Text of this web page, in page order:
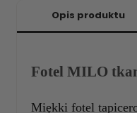
Opis produktu
Fotel MILO
Miękki fotel